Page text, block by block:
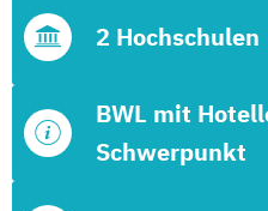
BWL mit
Schwerpunkt
2 Hochschulen